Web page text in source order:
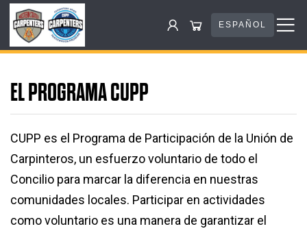
ESPAÑOL
EL PROGRAMA CUPP
CUPP es el Programa de Participación de la Unión de
Carpinteros, un esfuerzo voluntario de todo el
Concilio para marcar la diferencia en nuestras
comunidades locales. Participar en actividades
como voluntario es una manera de garantizar el